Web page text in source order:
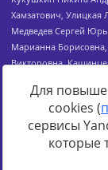
Источник:
inostrannyih-
Для
cookies (
сервисы
которые